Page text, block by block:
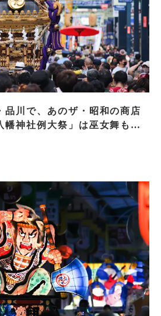
品川で、あのザ・昭和の商店
幡神社例大祭」は巫女舞も見